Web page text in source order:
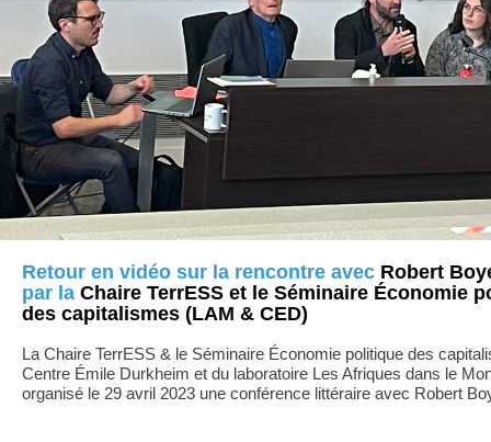
Retour en vidéo sur la rencontre avec Robert
par la Chaire TerrESS et le Séminaire Économie
des capitalismes (LAM & CED)
La Chaire TerrESS & le Séminaire Économie politique des
Centre Émile Durkheim et du laboratoire Les Afriques dans le
organisé le 29 avril 2023 une conférence littéraire avec Robert